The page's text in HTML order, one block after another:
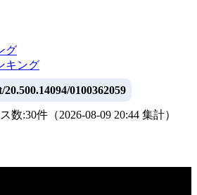
グ
キング
0100362059
数:30件 （2026-08-09 20:44 集計）